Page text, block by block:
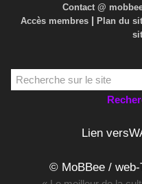
Contact @
Accès membres | Plan du
Lien
© MoBBee / web-